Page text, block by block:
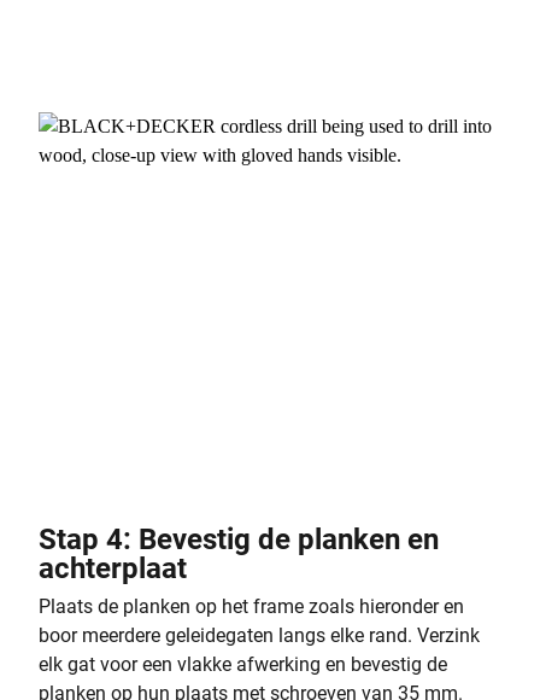
Stap 4: Bevestig de planken en
achterplaat
Plaats de planken op het frame zoals hieronder en
boor meerdere geleidegaten langs elke rand. Verzink
elk gat voor een vlakke afwerking en bevestig de
planken op hun plaats met schroeven van 35 mm.